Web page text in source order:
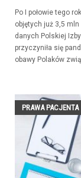
Po I połowie tego
objętych już 3,5
danych Polskiej
przyczyniła się
obawy Polaków
PRAWA PACJENTA